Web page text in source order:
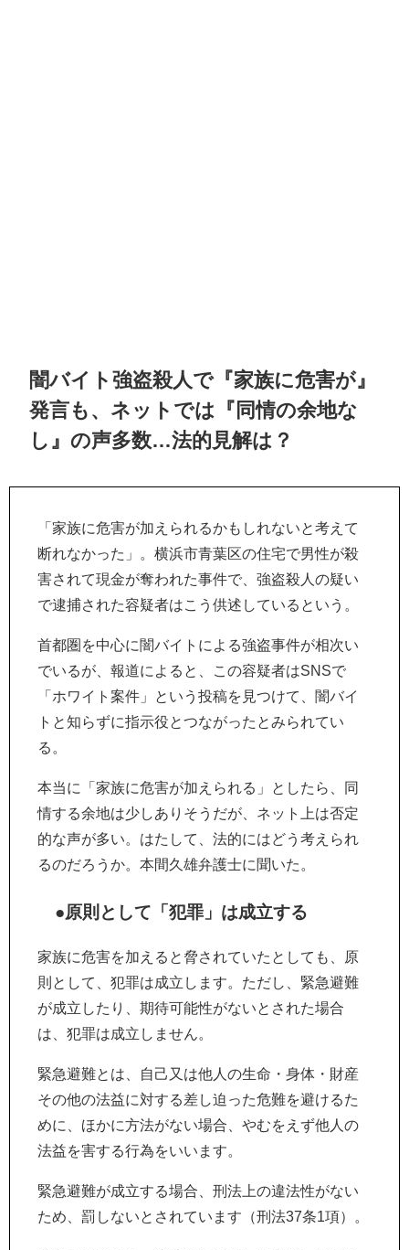
闇バイト強盗殺人で『家族に危害が』
発言も、ネットでは『同情の余地な
し』の声多数…法的見解は？
「家族に危害が加えられるかもしれないと考えて
断れなかった」。横浜市青葉区の住宅で男性が殺
害されて現金が奪われた事件で、強盗殺人の疑い
で逮捕された容疑者はこう供述しているという。
首都圏を中心に闇バイトによる強盗事件が相次い
でいるが、報道によると、この容疑者はSNSで
「ホワイト案件」という投稿を見つけて、闇バイ
トと知らずに指示役とつながったとみられてい
る。
本当に「家族に危害が加えられる」としたら、同
情する余地は少しありそうだが、ネット上は否定
的な声が多い。はたして、法的にはどう考えられ
るのだろうか。本間久雄弁護士に聞いた。
●原則として「犯罪」は成立する
家族に危害を加えると脅されていたとしても、原
則として、犯罪は成立します。ただし、緊急避難
が成立したり、期待可能性がないとされた場合
は、犯罪は成立しません。
緊急避難とは、自己又は他人の生命・身体・財産
その他の法益に対する差し迫った危難を避けるた
めに、ほかに方法がない場合、やむをえず他人の
法益を害する行為をいいます。
緊急避難が成立する場合、刑法上の違法性がない
ため、罰しないとされています（刑法37条1項）。